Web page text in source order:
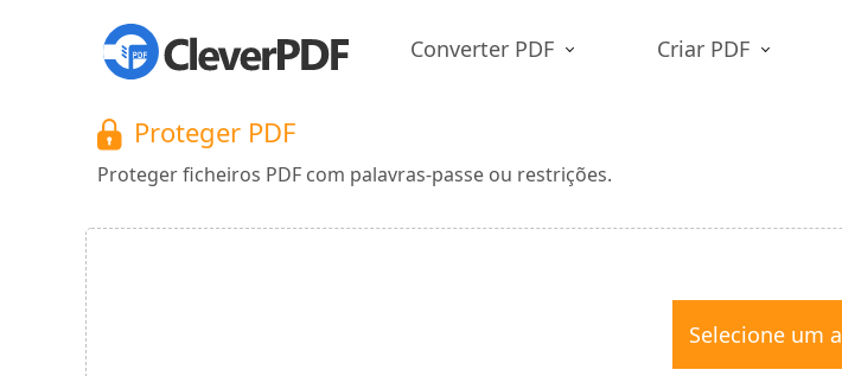
Converter PDF Criar PDF
Proteger PDF
Proteger ficheiros PDF com palavras-passe ou restrições.
Selecione um